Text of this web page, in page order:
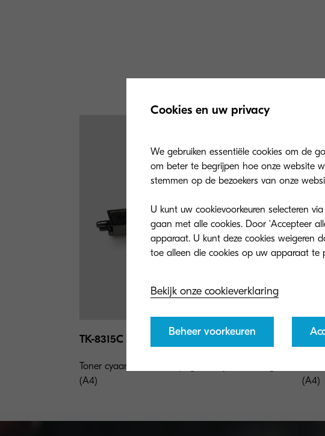
TK-8315C
Toner cyaan voor 6.000 pagina's bij 5% dekking
(A4)
TK-
(A4)
Cookies en uw privacy
We gebruiken essentiële cookies om de
om beter te begrijpen hoe onze website
stemmen op de bezoekers van onze
U kunt uw cookievoorkeuren selecteren
gaan met alle cookies. Door 'Accepteer
apparaat. U kunt deze cookies weigeren
Bekijk onze cookieverklaring
Beheer voorkeuren